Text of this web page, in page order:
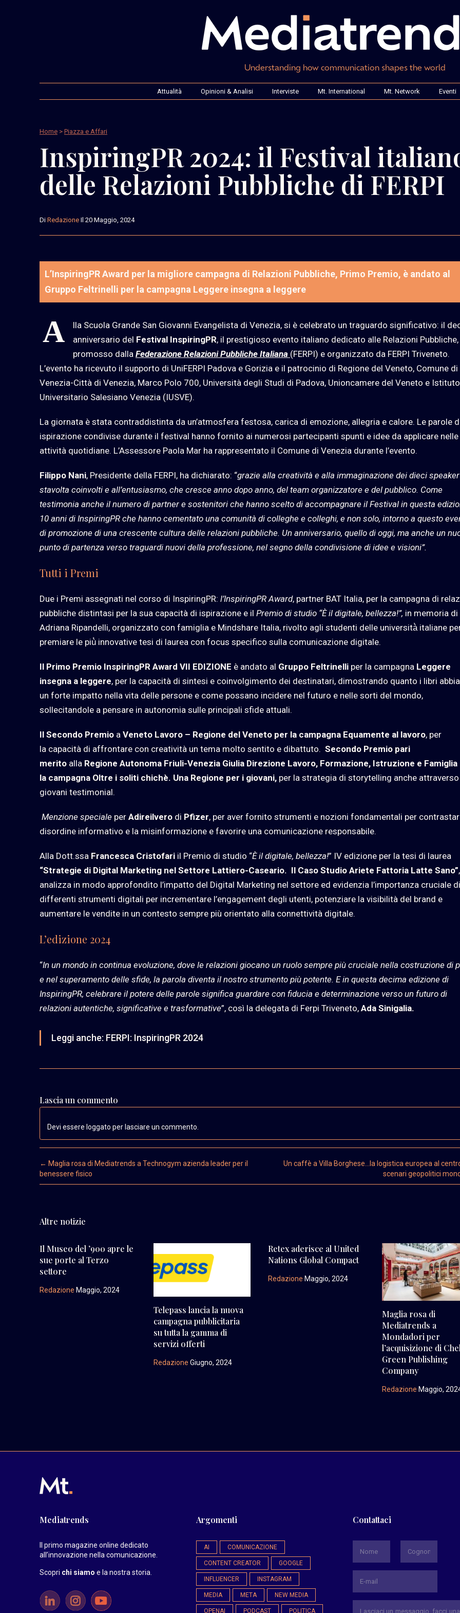
Understanding how communication shapes the world
Attualità Opinioni & Analisi Interviste Mt. International Mt. Network Eventi
Home > Piazza e Affari
InspiringPR 2024: il Festival
delle Relazioni Pubbliche di FERPI
Di Redazione Il 20 Maggio, 2024
L’InspiringPR Award per la migliore campagna di Relazioni Pubbliche, Primo Premio, è andato al
Gruppo Feltrinelli per la campagna Leggere insegna a leggere
A
lla Scuola Grande San Giovanni Evangelista di Venezia, si è celebrato un traguardo significativo: il
anniversario del Festival InspiringPR, il prestigioso evento italiano dedicato alle Relazioni Pubbliche,
promosso dalla Federazione Relazioni Pubbliche Italiana (FERPI) e organizzato da FERPI Triveneto.
L’evento ha ricevuto il supporto di UniFERPI Padova e Gorizia e il patrocinio di Regione del Veneto, Comune di
Venezia-Città di Venezia, Marco Polo 700, Università degli Studi di Padova, Unioncamere del Veneto e Istituto
Universitario Salesiano Venezia (IUSVE).
La giornata è stata contraddistinta da un’atmosfera festosa, carica di emozione, allegria e calore. Le parole
ispirazione condivise durante il festival hanno fornito ai numerosi partecipanti spunti e idee da applicare
attività quotidiane. L’Assessore Paola Mar ha rappresentato il Comune di Venezia durante l’evento.
Filippo Nani, Presidente della FERPI, ha dichiarato: “grazie alla creatività e alla immaginazione dei dieci speaker
stavolta coinvolti e all’entusiasmo, che cresce anno dopo anno, del team organizzatore e del pubblico. Come
testimonia anche il numero di partner e sostenitori che hanno scelto di accompagnare il Festival in questa
10 anni di InspiringPR che hanno cementato una comunità di colleghe e colleghi, e non solo, intorno a questo
di promozione di una crescente cultura delle relazioni pubbliche. Un anniversario, quello di oggi, ma anche un
punto di partenza verso traguardi nuovi della professione, nel segno della condivisione di idee e visioni”.
Tutti i Premi
Due i Premi assegnati nel corso di InspiringPR: l’InspiringPR Award, partner BAT Italia, per la campagna di
pubbliche distintasi per la sua capacità di ispirazione e il Premio di studio “È il digitale, bellezza!”, in memoria di
Adriana Ripandelli, organizzato con famiglia e Mindshare Italia, rivolto agli studenti delle università̀ italiane
premiare le più̀ innovative tesi di laurea con focus specifico sulla comunicazione digitale.
Il Primo Premio InspiringPR Award VII EDIZIONE è andato al Gruppo Feltrinelli per la campagna Leggere
insegna a leggere, per la capacità di sintesi e coinvolgimento dei destinatari, dimostrando quanto i libri
un forte impatto nella vita delle persone e come possano incidere nel futuro e nelle sorti del mondo,
sollecitandole a pensare in autonomia sulle principali sfide attuali.
Il Secondo Premio a Veneto Lavoro – Regione del Veneto per la campagna Equamente al lavoro, per
la capacità di affrontare con creatività un tema molto sentito e dibattuto. Secondo Premio pari
merito alla Regione Autonoma Friuli-Venezia Giulia Direzione Lavoro, Formazione, Istruzione e Famiglia
la campagna Oltre i soliti chichè. Una Regione per i giovani, per la strategia di storytelling anche attraverso
giovani testimonial.
Menzione speciale per Adireilvero di Pfizer, per aver fornito strumenti e nozioni fondamentali per
disordine informativo e la misinformazione e favorire una comunicazione responsabile.
Alla Dott.ssa Francesca Cristofari il Premio di studio “È il digitale, bellezza!” IV edizione per la tesi di laurea
“Strategie di Digital Marketing nel Settore Lattiero-Caseario. Il Caso Studio Ariete Fattoria Latte Sano”
analizza in modo approfondito l’impatto del Digital Marketing nel settore ed evidenzia l’importanza cruciale di
differenti strumenti digitali per incrementare l’engagement degli utenti, potenziare la visibilità del brand e
aumentare le vendite in un contesto sempre più orientato alla connettività digitale.
L’edizione 2024
“In un mondo in continua evoluzione, dove le relazioni giocano un ruolo sempre più cruciale nella costruzione di
e nel superamento delle sfide, la parola diventa il nostro strumento più potente. E in questa decima edizione di
InspiringPR, celebrare il potere delle parole significa guardare con fiducia e determinazione verso un futuro di
relazioni autentiche, significative e trasformative”, così la delegata di Ferpi Triveneto, Ada Sinigalia.
Leggi anche: FERPI: InspiringPR 2024
Lascia un commento
Devi essere loggato per lasciare un commento.
Post navigation
← Maglia rosa di Mediatrends a Technogym azienda leader per il
benessere fisico
Un caffè a Villa Borghese…la logistica europea al
scenari geopolitici
Altre notizie
Il Museo del ’900 apre le
sue porte al Terzo
settore
Redazione Maggio, 2024
Telepass lancia la nuova
campagna pubblicitaria
su tutta la gamma di
servizi offerti
Redazione Giugno, 2024
Retex aderisce al United
Nations Global Compact
Redazione Maggio, 2024
Maglia rosa di
Mediatrends a
Mondadori per
l’acquisizione di
Green Publishing
Company
Redazione Maggio,
Mediatrends
Il primo magazine online dedicato
all’innovazione nella comunicazione.
Scopri chi siamo e la nostra storia.
Argomenti
AI COMUNICAZIONE
CONTENT CREATOR GOOGLE
INFLUENCER INSTAGRAM
MEDIA META NEW MEDIA
OPENAI PODCAST POLITICA
Contattaci